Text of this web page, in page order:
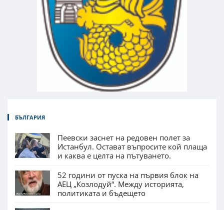
БЪЛГАРИЯ
Пеевски заснет на редовен полет за
Истанбул. Остават въпросите кой плаща
и каква е целта на пътуването.
52 години от пуска на първия блок на
АЕЦ „Козлодуй“. Между историята,
политиката и бъдещето